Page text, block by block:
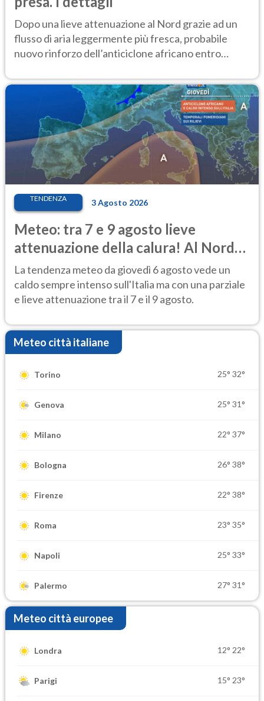
Dopo una lieve attenuazione al Nord grazie ad un
flusso di aria leggermente più fresca, probabile
nuovo rinforzo dell’anticiclone africano entro
TENDENZA 3 Agosto 2026
Meteo: tra 7 e 9 agosto lieve
attenuazione della calura! Al Nord
rischio temporali
La tendenza meteo da giovedì 6 agosto vede un
caldo sempre intenso sull'Italia ma con una parziale
e lieve attenuazione tra il 7 e il 9 agosto.
Meteo città italiane
Torino 25° 32°
Genova 25° 31°
Milano 22° 37°
Bologna 26° 38°
Firenze 22° 38°
Roma 23° 35°
Napoli 25° 33°
Palermo 27° 31°
Meteo città europee
Londra 12° 22°
Parigi 15° 23°